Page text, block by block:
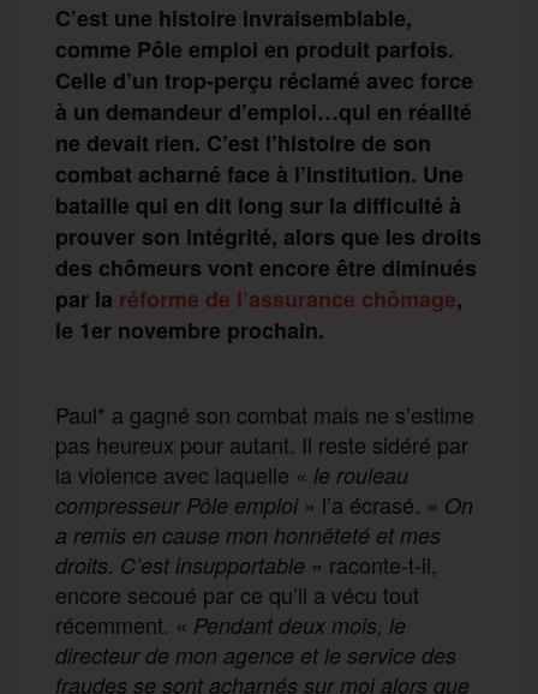
C’est une histoire invraisemblable,
comme Pôle emploi en produit parfois.
Celle d’un trop-perçu réclamé avec force
à un demandeur d’emploi…qui en réalité
ne devait rien. C’est l’histoire de son
combat acharné face à l’institution. Une
bataille qui en dit long sur la difficulté à
prouver son intégrité, alors que les droits
des chômeurs vont encore être diminués
par la réforme de l’assurance chômage,
le 1er novembre prochain.
Paul* a gagné son combat mais ne s’estime
pas heureux pour autant. Il reste sidéré par
la violence avec laquelle « le rouleau
compresseur Pôle emploi » l’a écrasé. « On
a remis en cause mon honnêteté et mes
droits. C’est insupportable » raconte-t-il,
encore secoué par ce qu’il a vécu tout
récemment. « Pendant deux mois, le
directeur de mon agence et le service des
fraudes se sont acharnés sur moi alors que